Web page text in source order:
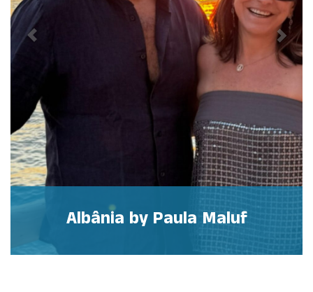
Albânia by Paula Maluf